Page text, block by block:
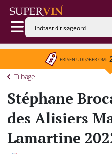
PRISEN UDLØBER OM:
Tilbage
Stéphane
des Alisiers
Lamartine